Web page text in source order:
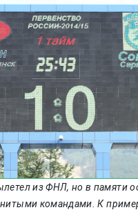
из ФНЛ, но в памяти
командами. К